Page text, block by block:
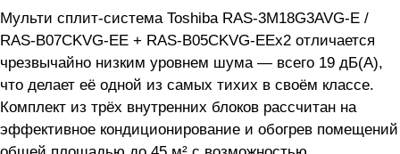
Мульти сплит-система Toshiba RAS-3M18G3AVG-E /
RAS-B07CKVG-EE + RAS-B05CKVG-EEx2 отличается
чрезвычайно низким уровнем шума — всего 19 дБ(А),
что делает её одной из самых тихих в своём классе.
Комплект из трёх внутренних блоков рассчитан на
эффективное кондиционирование и обогрев помещений